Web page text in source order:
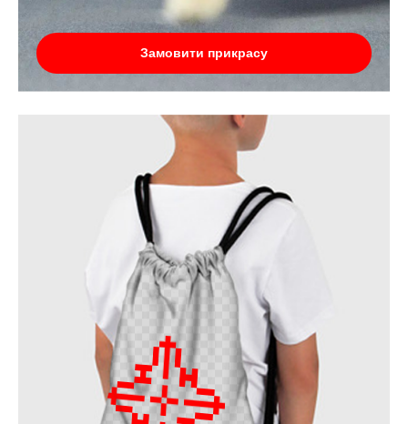
Замовити прикрасу